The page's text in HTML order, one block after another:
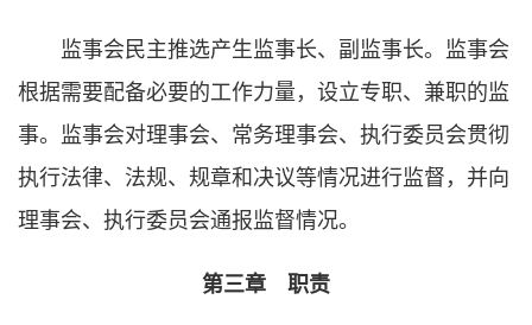
监事会民主推选产生监事长、副监事长。监事会
根据需要配备必要的工作力量，设立专职、兼职的监
事。监事会对理事会、常务理事会、执行委员会贯彻
执行法律、法规、规章和决议等情况进行监督，并向
理事会、执行委员会通报监督情况。
第三章 职责